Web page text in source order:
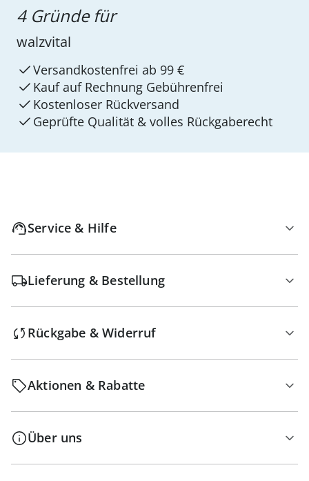
4 Gründe für
walzvital
Versandkostenfrei ab 99 €
Kauf auf Rechnung Gebührenfrei
Kostenloser Rückversand
Geprüfte Qualität & volles Rückgaberecht
Service & Hilfe
Lieferung & Bestellung
Rückgabe & Widerruf
Aktionen & Rabatte
Über uns